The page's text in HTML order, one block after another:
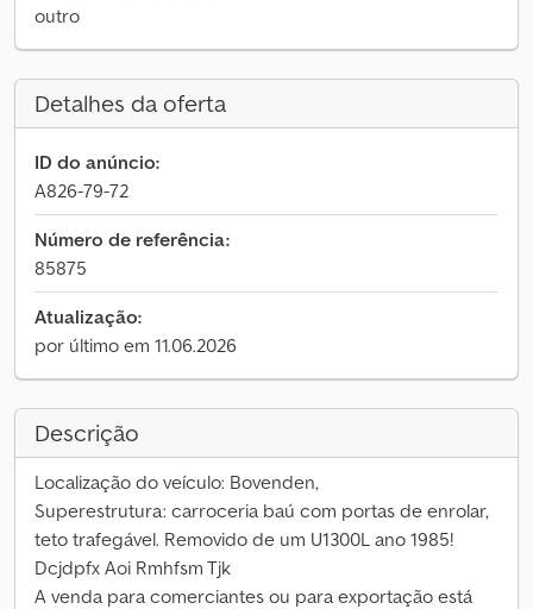
outro
Detalhes da oferta
ID do anúncio:
A826-79-72
Número de referência:
85875
Atualização:
por último em 11.06.2026
Descrição
Localização do veículo: Bovenden,
Superestrutura: carroceria baú com portas de enrolar,
teto trafegável. Removido de um U1300L ano 1985!
Dcjdpfx Aoi Rmhfsm Tjk
A venda para comerciantes ou para exportação está